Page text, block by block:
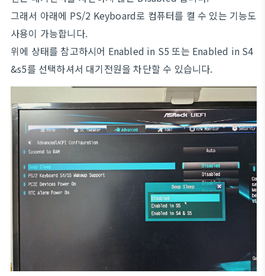
그래서 아래에 PS/2 Keyboard로 컴퓨터를 켤 수 있는 기능도
사용이 가능합니다.
위에 상태를 참고하시어 Enabled in S5 또는 Enabled in S4
&s5를 선택하셔서 대기전원을 차단할 수 있습니다.